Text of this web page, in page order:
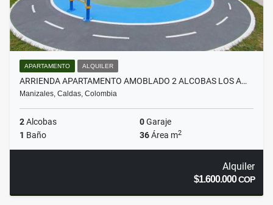
APARTAMENTO ALQUILER
ARRIENDA APARTAMENTO AMOBLADO 2 ALCOBAS LOS A…
Manizales, Caldas, Colombia
2Alcobas 0Garaje
1 Baño 36Área m2
Alquiler
$1.600.000COP